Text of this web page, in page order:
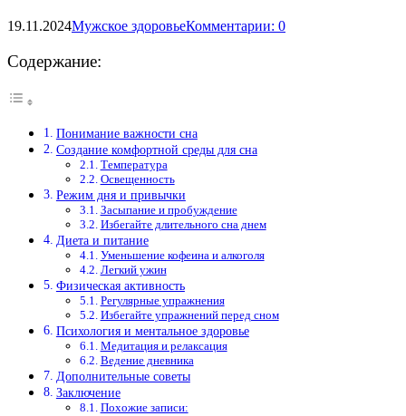
19.11.2024Мужское здоровьеКомментарии: 0
Содержание:
Понимание важности сна
Создание комфортной среды для сна
Температура
Освещенность
Режим дня и привычки
Засыпание и пробуждение
Избегайте длительного сна днем
Диета и питание
Уменьшение кофеина и алкоголя
Легкий ужин
Физическая активность
Регулярные упражнения
Избегайте упражнений перед сном
Психология и ментальное здоровье
Медитация и релаксация
Ведение дневника
Дополнительные советы
Заключение
Похожие записи: